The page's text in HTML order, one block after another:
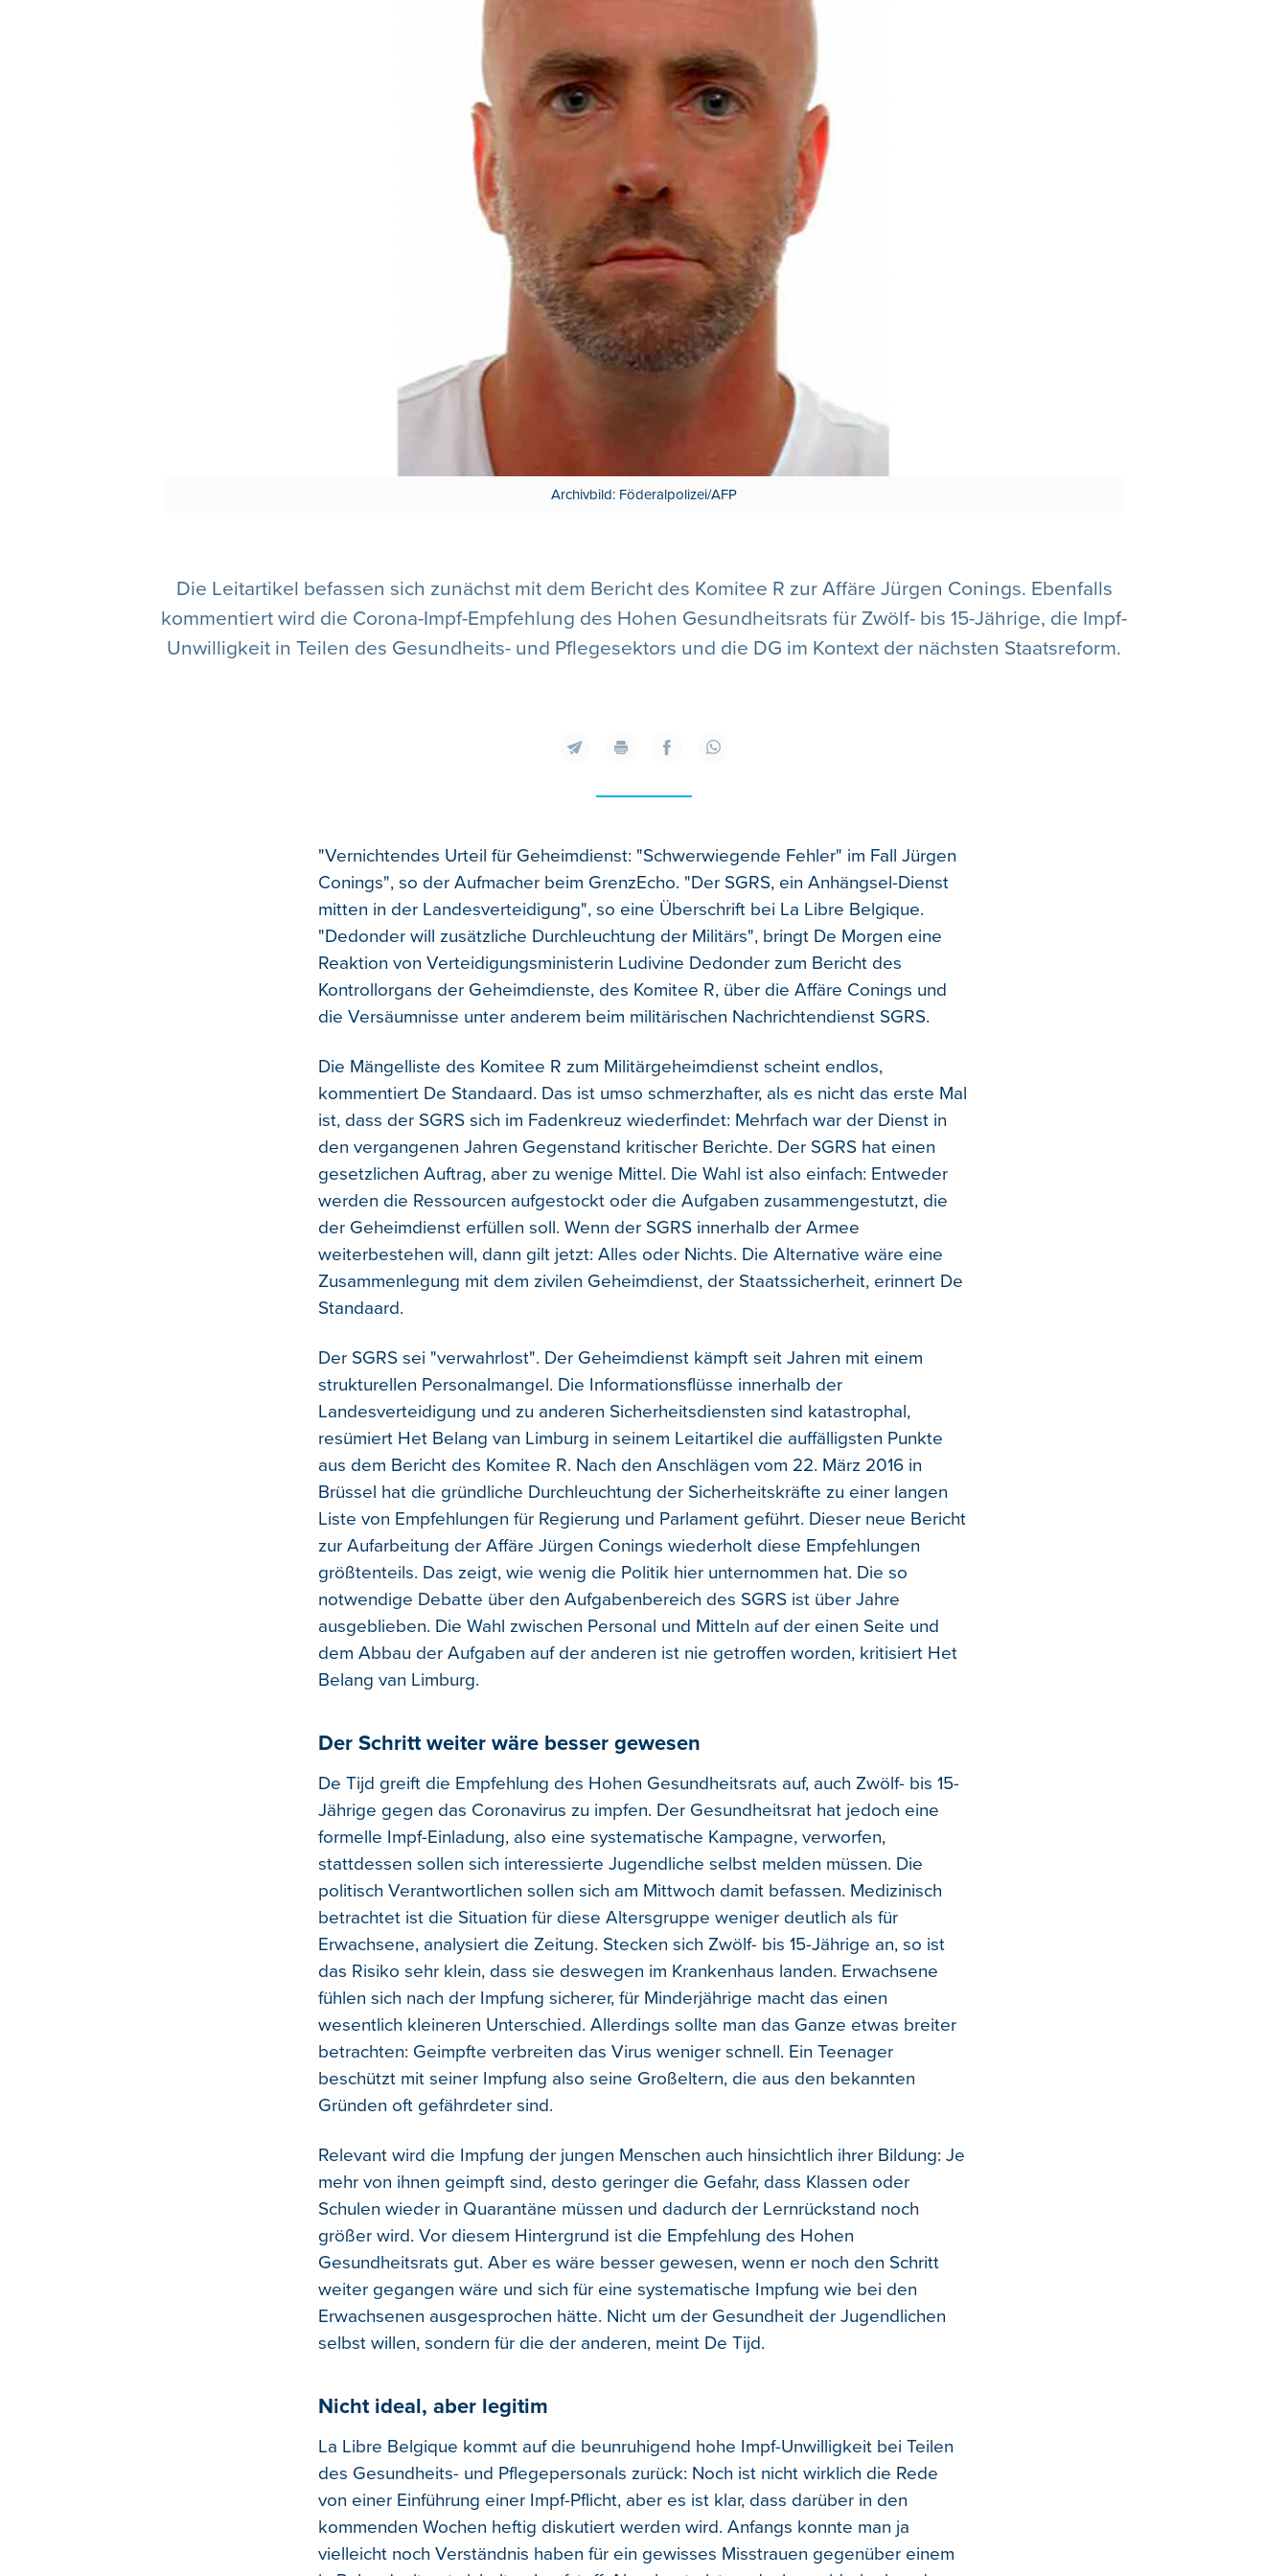
Archivbild: Föderalpolizei/AFP
Die Leitartikel befassen sich zunächst mit dem Bericht des Komitee R zur Affäre Jürgen Conings. Ebenfalls
kommentiert wird die Corona-Impf-Empfehlung des Hohen Gesundheitsrats für Zwölf- bis 15-Jährige, die Impf-
Unwilligkeit in Teilen des Gesundheits- und Pflegesektors und die DG im Kontext der nächsten Staatsreform.
"Vernichtendes Urteil für Geheimdienst: "Schwerwiegende Fehler" im Fall Jürgen
Conings", so der Aufmacher beim GrenzEcho. "Der SGRS, ein Anhängsel-Dienst
mitten in der Landesverteidigung", so eine Überschrift bei La Libre Belgique.
"Dedonder will zusätzliche Durchleuchtung der Militärs", bringt De Morgen eine
Reaktion von Verteidigungsministerin Ludivine Dedonder zum Bericht des
Kontrollorgans der Geheimdienste, des Komitee R, über die Affäre Conings und
die Versäumnisse unter anderem beim militärischen Nachrichtendienst SGRS.
Die Mängelliste des Komitee R zum Militärgeheimdienst scheint endlos,
kommentiert De Standaard. Das ist umso schmerzhafter, als es nicht das erste Mal
ist, dass der SGRS sich im Fadenkreuz wiederfindet: Mehrfach war der Dienst in
den vergangenen Jahren Gegenstand kritischer Berichte. Der SGRS hat einen
gesetzlichen Auftrag, aber zu wenige Mittel. Die Wahl ist also einfach: Entweder
werden die Ressourcen aufgestockt oder die Aufgaben zusammengestutzt, die
der Geheimdienst erfüllen soll. Wenn der SGRS innerhalb der Armee
weiterbestehen will, dann gilt jetzt: Alles oder Nichts. Die Alternative wäre eine
Zusammenlegung mit dem zivilen Geheimdienst, der Staatssicherheit, erinnert De
Standaard.
Der SGRS sei "verwahrlost". Der Geheimdienst kämpft seit Jahren mit einem
strukturellen Personalmangel. Die Informationsflüsse innerhalb der
Landesverteidigung und zu anderen Sicherheitsdiensten sind katastrophal,
resümiert Het Belang van Limburg in seinem Leitartikel die auffälligsten Punkte
aus dem Bericht des Komitee R. Nach den Anschlägen vom 22. März 2016 in
Brüssel hat die gründliche Durchleuchtung der Sicherheitskräfte zu einer langen
Liste von Empfehlungen für Regierung und Parlament geführt. Dieser neue Bericht
zur Aufarbeitung der Affäre Jürgen Conings wiederholt diese Empfehlungen
größtenteils. Das zeigt, wie wenig die Politik hier unternommen hat. Die so
notwendige Debatte über den Aufgabenbereich des SGRS ist über Jahre
ausgeblieben. Die Wahl zwischen Personal und Mitteln auf der einen Seite und
dem Abbau der Aufgaben auf der anderen ist nie getroffen worden, kritisiert Het
Belang van Limburg.
Der Schritt weiter wäre besser gewesen
De Tijd greift die Empfehlung des Hohen Gesundheitsrats auf, auch Zwölf- bis 15-
Jährige gegen das Coronavirus zu impfen. Der Gesundheitsrat hat jedoch eine
formelle Impf-Einladung, also eine systematische Kampagne, verworfen,
stattdessen sollen sich interessierte Jugendliche selbst melden müssen. Die
politisch Verantwortlichen sollen sich am Mittwoch damit befassen. Medizinisch
betrachtet ist die Situation für diese Altersgruppe weniger deutlich als für
Erwachsene, analysiert die Zeitung. Stecken sich Zwölf- bis 15-Jährige an, so ist
das Risiko sehr klein, dass sie deswegen im Krankenhaus landen. Erwachsene
fühlen sich nach der Impfung sicherer, für Minderjährige macht das einen
wesentlich kleineren Unterschied. Allerdings sollte man das Ganze etwas breiter
betrachten: Geimpfte verbreiten das Virus weniger schnell. Ein Teenager
beschützt mit seiner Impfung also seine Großeltern, die aus den bekannten
Gründen oft gefährdeter sind.
Relevant wird die Impfung der jungen Menschen auch hinsichtlich ihrer Bildung: Je
mehr von ihnen geimpft sind, desto geringer die Gefahr, dass Klassen oder
Schulen wieder in Quarantäne müssen und dadurch der Lernrückstand noch
größer wird. Vor diesem Hintergrund ist die Empfehlung des Hohen
Gesundheitsrats gut. Aber es wäre besser gewesen, wenn er noch den Schritt
weiter gegangen wäre und sich für eine systematische Impfung wie bei den
Erwachsenen ausgesprochen hätte. Nicht um der Gesundheit der Jugendlichen
selbst willen, sondern für die der anderen, meint De Tijd.
Nicht ideal, aber legitim
La Libre Belgique kommt auf die beunruhigend hohe Impf-Unwilligkeit bei Teilen
des Gesundheits- und Pflegepersonals zurück: Noch ist nicht wirklich die Rede
von einer Einführung einer Impf-Pflicht, aber es ist klar, dass darüber in den
kommenden Wochen heftig diskutiert werden wird. Anfangs konnte man ja
vielleicht noch Verständnis haben für ein gewisses Misstrauen gegenüber einem